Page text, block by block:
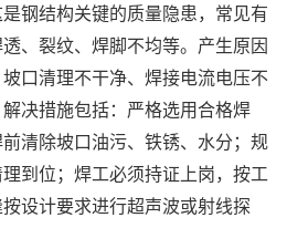
钢结构关键的质量隐患，常见有
、裂纹、焊脚不均等。产生原因
口清理不干净、焊接电流电压不
决措施包括：严格选用合格焊
清除坡口油污、铁锈、水分；规
到位；焊工必须持证上岗，按工
设计要求进行超声波或射线探